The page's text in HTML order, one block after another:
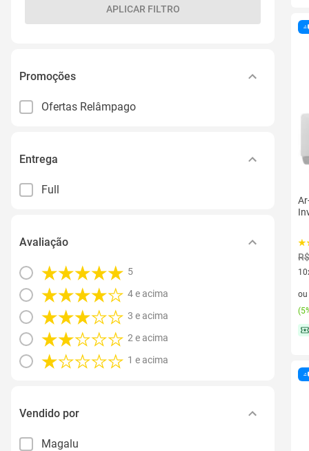
APLICAR FILTRO
Promoções
Ofertas Relâmpago
Entrega
Full
Avaliação
5
4 e acima
3 e acima
2 e acima
1 e acima
Vendido por
Magalu
ou
(